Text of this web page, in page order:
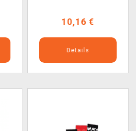
10,16 €
Details